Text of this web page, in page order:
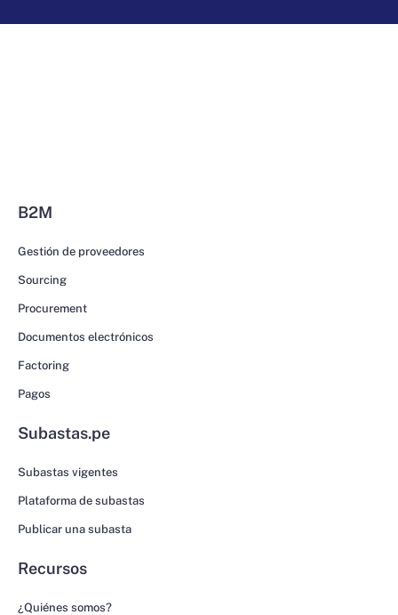
B2M
Gestión de proveedores
Sourcing
Procurement
Documentos electrónicos
Factoring
Pagos
Subastas.pe
Subastas vigentes
Plataforma de subastas
Publicar una subasta
Recursos
¿Quiénes somos?